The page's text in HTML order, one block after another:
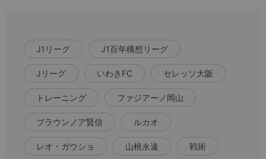
J1リーグ J1百年構想リーグ
Jリーグ いわきFC セレッソ大阪
トレーニング ファジアーノ岡山
ブラウンノア賢信 ルカオ
レオ・ガウショ 山根永遠 戦術